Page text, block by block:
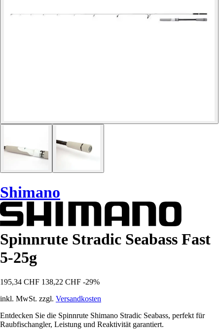
Shimano
Spinnrute Stradic Seabass Fast
5-25g
195,34 CHF 138,22 CHF -29%
inkl. MwSt. zzgl. Versandkosten
Entdecken Sie die Spinnrute Shimano Stradic Seabass, perfekt für
Raubfischangler, Leistung und Reaktivität garantiert.